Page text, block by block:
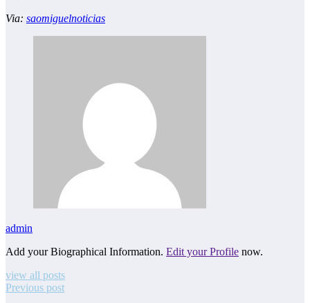
Via: saomiguelnoticias
admin
Add your Biographical Information. Edit your Profile now.
view all posts
Previous post